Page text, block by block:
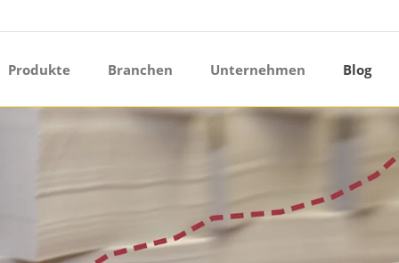
öffnen
öffnen
Produkte Branchen Unternehmen Blog